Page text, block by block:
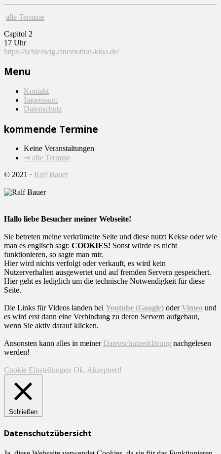
alle Termine
Capitol 2
17 Uhr
https://schleswig.cinemotion-kino.de/
Menu
Kontakt
Impressum
Datenschutz
kommende Termine
Keine Veranstaltungen
➞ alle Termine
© 2021 · Ralf Bauer
Hallo liebe Besucher meiner Webseite!
Sie betreten meine verkrümelte Seite und diese nutzt Kekse oder wie
man es englisch sagt: COOKIES! Sonst würde es nicht
funktionieren, so sagte man mir.
Hier wird nichts verfolgt oder verkauft, es wird kein
Nutzerverhalten ausgewertet und auf fremden Servern gespeichert.
Hier geht es lediglich um die technische Notwendigkeit für diese
Seite.
Die Links für Videos landen bei Youtube (Google) oderVimeo und
es wird erst dann eine Verbindung zu deren Servern aufgebaut,
wenn Sie aktiv darauf klicken.
Ansonsten kann alles in meiner Datenschutzerklärung nachgelesen
werden!
Cookie Einstellungen Ok. Akzeptiert!
Schließen
Datenschutzübersicht